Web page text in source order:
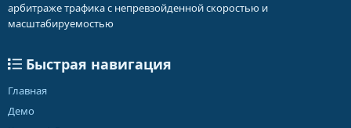
арбитраже трафика с непревзойденной скоростью и
масштабируемостью
Быстрая навигация
Главная
Демо